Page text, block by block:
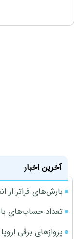
آخرین اخبار
بارش‌های فراتر از
تعداد حساب‌های
پروازهای برقی اروپا تا 2030 آغاز